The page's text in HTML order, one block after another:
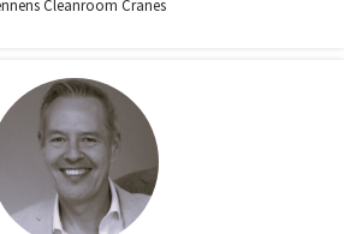
Cleanroom Cranes